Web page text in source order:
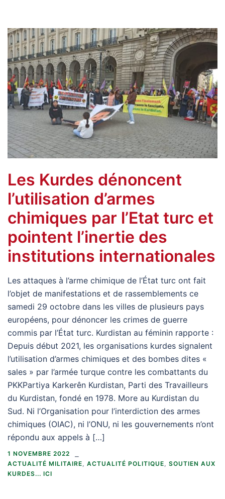
Les Kurdes dénoncent
l’utilisation d’armes
chimiques par l’Etat turc et
pointent l’inertie des
institutions internationales
Les attaques à l’arme chimique de l’État turc ont fait
l’objet de manifestations et de rassemblements ce
samedi 29 octobre dans les villes de plusieurs pays
européens, pour dénoncer les crimes de guerre
commis par l’État turc. Kurdistan au féminin rapporte :
Depuis début 2021, les organisations kurdes signalent
l’utilisation d’armes chimiques et des bombes dites «
sales » par l’armée turque contre les combattants du
PKKPartiya Karkerên Kurdistan, Parti des Travailleurs
du Kurdistan, fondé en 1978. More au Kurdistan du
Sud. Ni l’Organisation pour l’interdiction des armes
chimiques (OIAC), ni l’ONU, ni les gouvernements n’ont
répondu aux appels à […]
1 NOVEMBRE 2022
ACTUALITÉ MILITAIRE
ACTUALITÉ POLITIQUE
SOUTIEN AUX
KURDES... ICI